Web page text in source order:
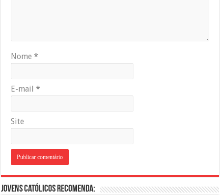
Nome*
E-mail*
Site
Jovens Católicos Recomenda: